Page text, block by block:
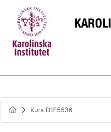
Kurs D1F5536